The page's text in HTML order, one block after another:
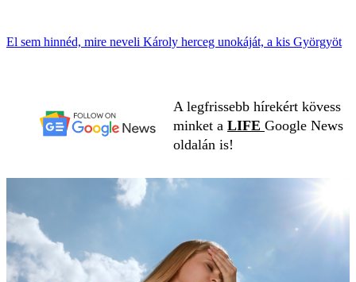
El sem hinnéd, mire neveli Károly herceg unokáját, a kis Györgyöt
A legfrissebb hírekért kövess
minket a LIFE Google News
oldalán is!